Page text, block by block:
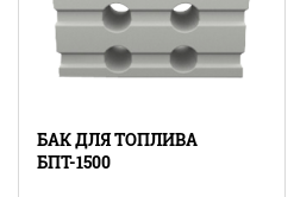
БАК ДЛЯ ТОПЛИВА
БПТ-1500